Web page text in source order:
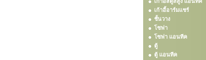
เก้าอี้อาร์มแชร์
ชั้นวาง
โซฟา
โซฟา แอนทีค
ตู้
ตู้ แอนทีค